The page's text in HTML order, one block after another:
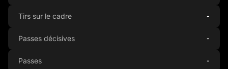
Tirs sur le cadre -
Passes décisives -
Passes -